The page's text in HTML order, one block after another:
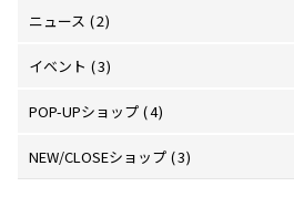
ニュース (2)
イベント (3)
POP-UPショップ (4)
NEW/CLOSEショップ (3)